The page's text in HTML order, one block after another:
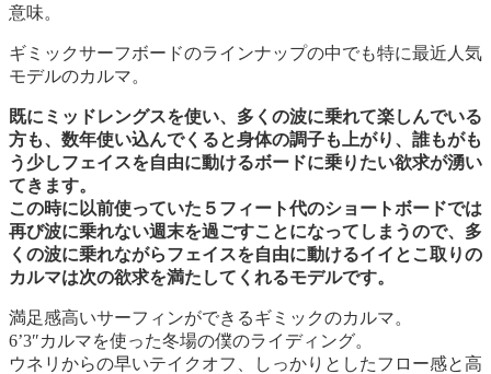
意味。
ギミックサーフボードのラインナップの中でも特に最近人気
モデルのカルマ。
既にミッドレングスを使い、多くの波に乗れて楽しんでいる
方も、数年使い込んでくると身体の調子も上がり、誰もがも
う少しフェイスを自由に動けるボードに乗りたい欲求が湧い
てきます。
この時に以前使っていた５フィート代のショートボードでは
再び波に乗れない週末を過ごすことになってしまうので、多
くの波に乗れながらフェイスを自由に動けるイイとこ取りの
カルマは次の欲求を満たしてくれるモデルです。
満足感高いサーフィンができるギミックのカルマ。
6’3″カルマを使った冬場の僕のライディング。
ウネリからの早いテイクオフ、しっかりとしたフロー感と高